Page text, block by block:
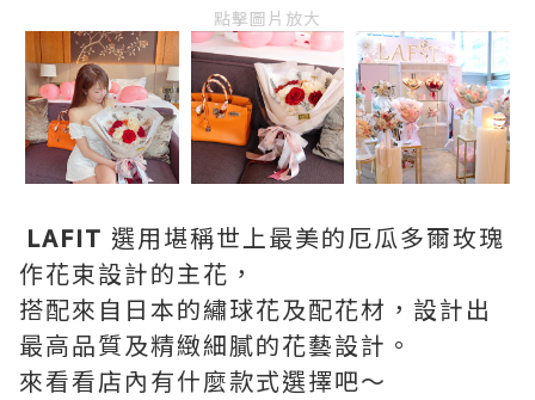
點擊圖片放大
LAFIT 選用堪稱世上最美的厄瓜多爾玫瑰
作花束設計的主花，
搭配來自日本的繡球花及配花材，設計出
最高品質及精緻細膩的花藝設計。
來看看店內有什麼款式選擇吧～